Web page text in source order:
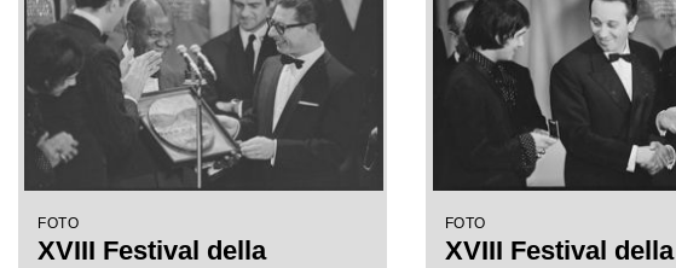
FOTO
XVIII Festival della
FOTO
XVIII Festival della